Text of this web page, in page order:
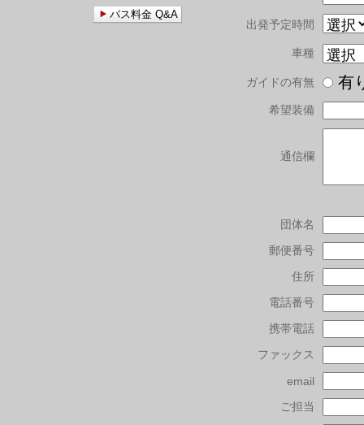
出発予定時間
車種
ガイドの有無
希望装備
通信欄
団体名
郵便番号
住所
電話番号
携帯電話
ファックス
email
ご担当
バス料金 Q&A